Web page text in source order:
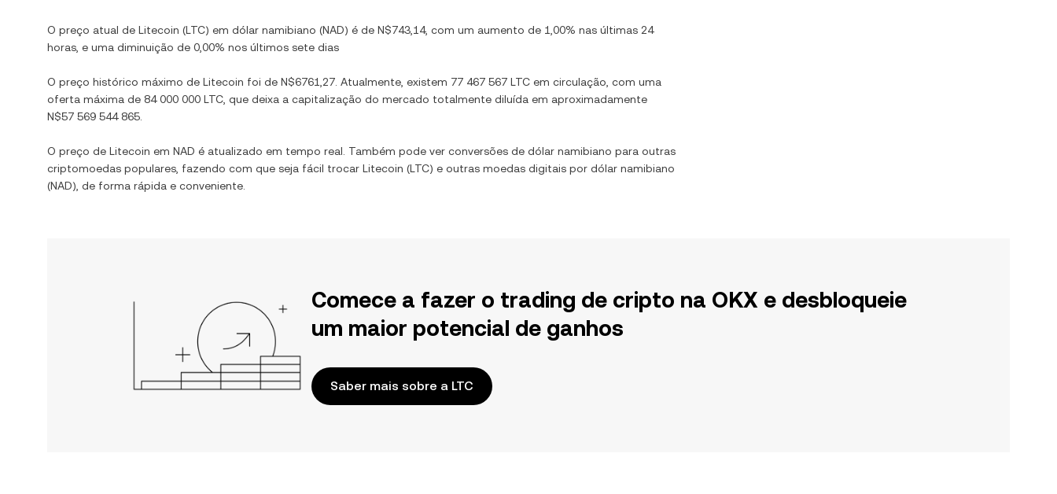
O preço atual de Litecoin (LTC) em dólar namibiano (NAD) é de N$743,14, com um aumento de 1,00% nas últimas 24
horas, e uma diminuição de 0,00% nos últimos sete dias
O preço histórico máximo de Litecoin foi de N$6761,27 . Atualmente, existem 77 467 567 LTC em circulação, com uma
oferta máxima de 84 000 000 LTC , que deixa a capitalização do mercado totalmente diluída em aproximadamente
N$57 569 544 865
O preço de Litecoin em NAD é atualizado em tempo real. Também pode ver conversões de dólar namibiano para outras
criptomoedas populares, fazendo com que seja fácil trocar Litecoin (LTC) e outras moedas digitais por dólar namibiano
(NAD), de forma rápida e conveniente.
Comece a fazer o trading de cripto na OKX e desbloqueie
um maior potencial de ganhos
Saber mais sobre a LTC